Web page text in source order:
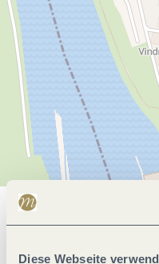
Diese Webseite